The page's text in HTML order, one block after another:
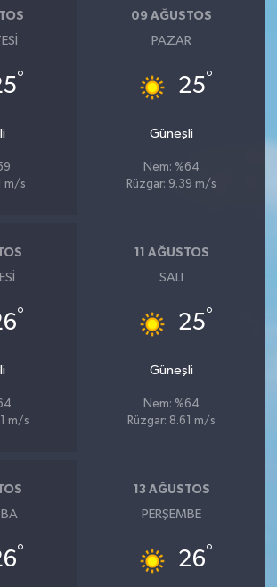
°
m/s
09 AĞUSTOS
PAZAR
25°
Güneşli
Nem: %64
Rüzgar: 9.39 m/s
°
m/s
11 AĞUSTOS
SALI
25°
Güneşli
Nem: %64
Rüzgar: 8.61 m/s
°
13 AĞUSTOS
PERŞEMBE
26°